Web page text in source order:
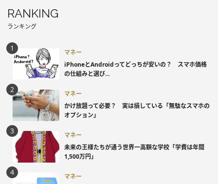
RANKING
ランキング
マネー
iPhoneとAndroidってどっちが安いの？ スマホ価格
の仕組みと選び...
マネー
かけ放題って必要？ 実は損している「無駄なスマホの
オプション」
マネー
未来の王様たちが通う世界一高額な学校「学費は年間
1,500万円」
マネー